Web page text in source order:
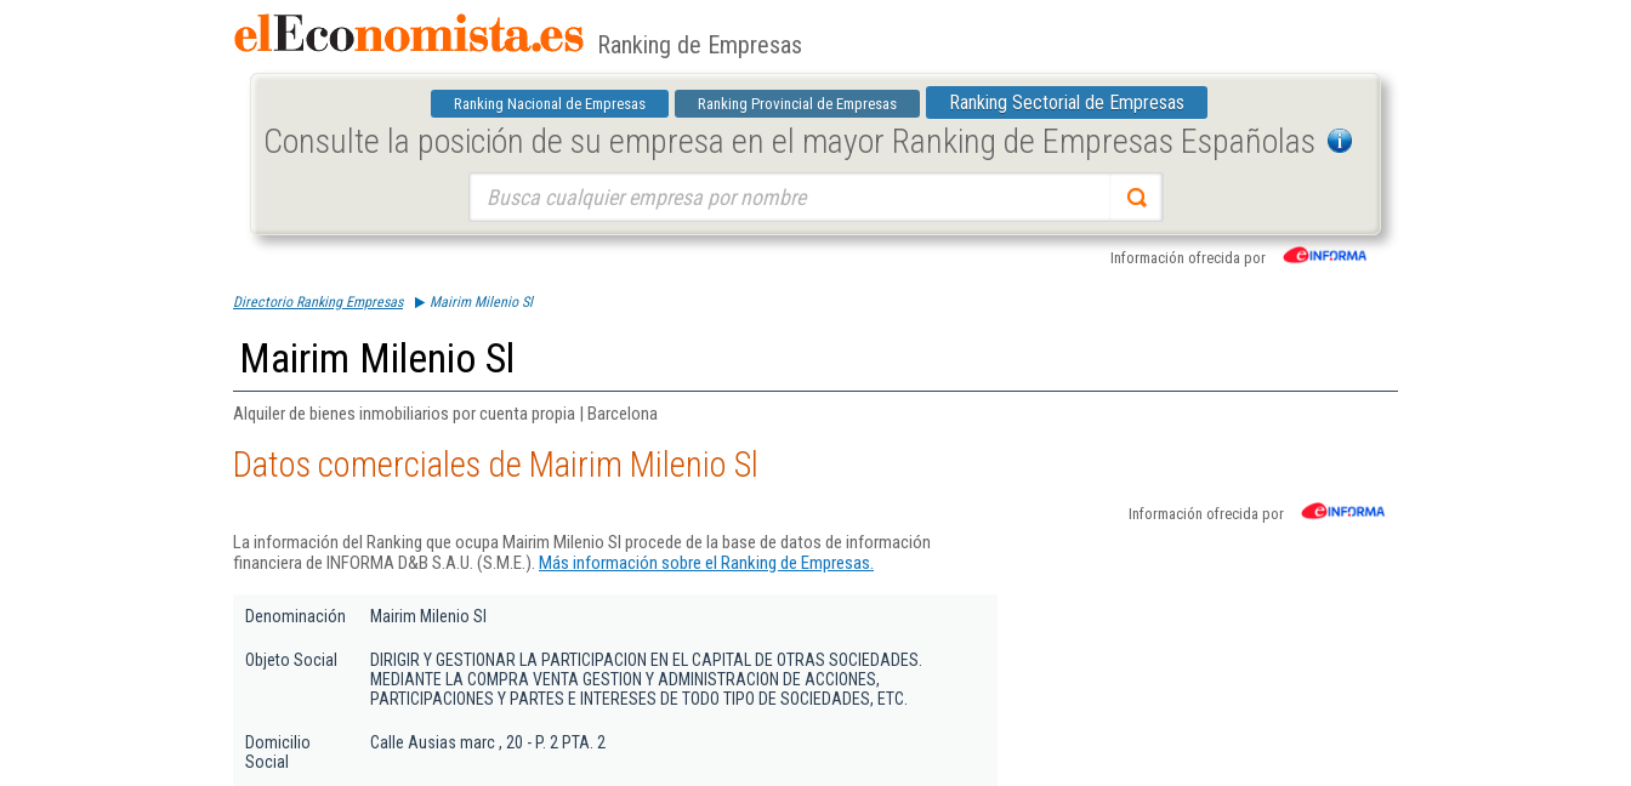
Ranking de Empresas
Ranking Nacional de Empresas Ranking Provincial de Empresas Ranking Sectorial de Empresas
Consulte la posición de su empresa en el mayor Ranking de Empresas Españolas
Información ofrecida por
Directorio Ranking Empresas Mairim Milenio Sl
Mairim Milenio Sl
Alquiler de bienes inmobiliarios por cuenta propia | Barcelona
Datos comerciales de Mairim Milenio Sl
Información ofrecida por
La información del Ranking que ocupa Mairim Milenio Sl procede de la base de datos de información
financiera de INFORMA D&B S.A.U. (S.M.E.). Más información sobre el Ranking de Empresas.
Denominación Mairim Milenio Sl
Objeto Social
DIRIGIR Y GESTIONAR LA PARTICIPACION EN EL CAPITAL DE OTRAS SOCIEDADES.
MEDIANTE LA COMPRA VENTA GESTION Y ADMINISTRACION DE ACCIONES,
PARTICIPACIONES Y PARTES E INTERESES DE TODO TIPO DE SOCIEDADES, ETC.
Domicilio
Social
Calle Ausias marc , 20 - P. 2 PTA. 2